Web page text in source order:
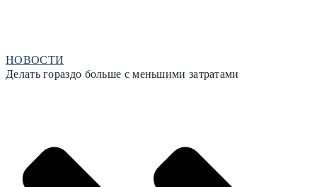
НОВОСТИ
Делать гораздо больше с меньшими затратами